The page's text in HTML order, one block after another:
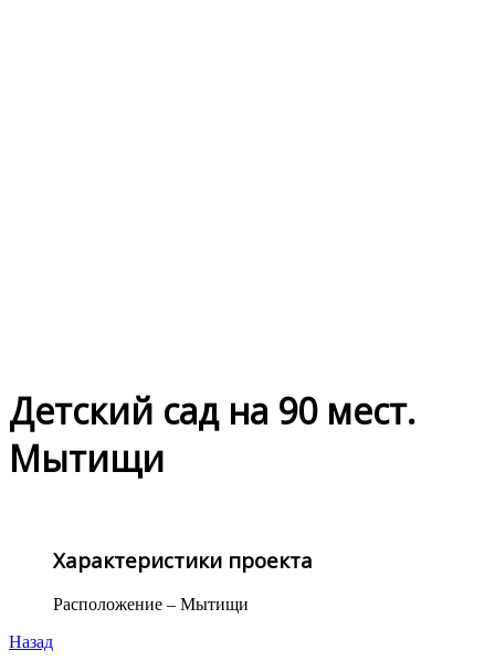
Детский сад на 90 мест.
Мытищи
Характеристики проекта
Расположение – Мытищи
Назад